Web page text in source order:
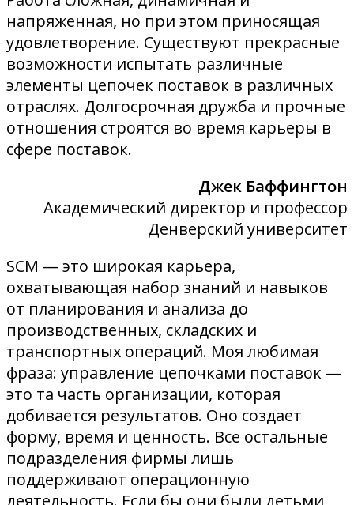
напряженная, но при этом приносящая
удовлетворение. Существуют прекрасные
возможности испытать различные
элементы цепочек поставок в различных
отраслях. Долгосрочная дружба и прочные
отношения строятся во время карьеры в
сфере поставок.
Джек Баффингтон
Академический директор и профессор
Денверский университет
SCM — это широкая карьера,
охватывающая набор знаний и навыков
от планирования и анализа до
производственных, складских и
транспортных операций. Моя любимая
фраза: управление цепочками поставок —
это та часть организации, которая
добивается результатов. Оно создает
форму, время и ценность. Все остальные
подразделения фирмы лишь
поддерживают операционную
деятельность. Если бы они были детьми,